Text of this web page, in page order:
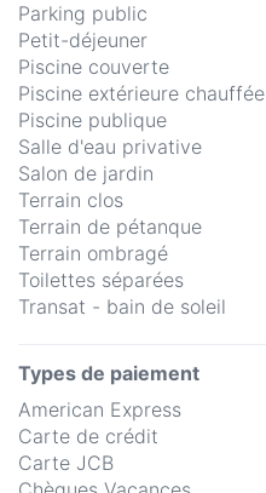
Parking public
Petit-déjeuner
Piscine couverte
Piscine extérieure chauffée
Piscine publique
Salle d'eau privative
Salon de jardin
Terrain clos
Terrain de pétanque
Terrain ombragé
Toilettes séparées
Transat - bain de soleil
Types de paiement
American Express
Carte de crédit
Carte JCB